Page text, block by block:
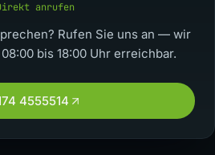
anrufen
Rufen Sie uns an — wir
bis 18:00 Uhr erreichbar.
4555514